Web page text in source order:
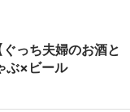
っち夫婦のお酒と
ぶ×ビール